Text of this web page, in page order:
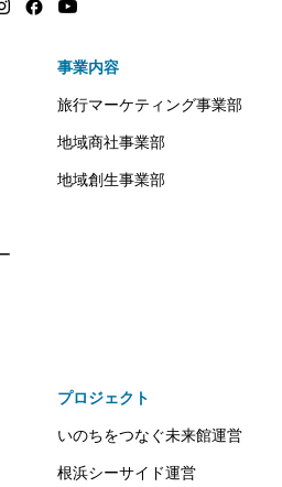
事業内容
旅行マーケティング事業部
地域商社事業部
地域創生事業部
プロジェクト
いのちをつなぐ未来館運営
根浜シーサイド運営